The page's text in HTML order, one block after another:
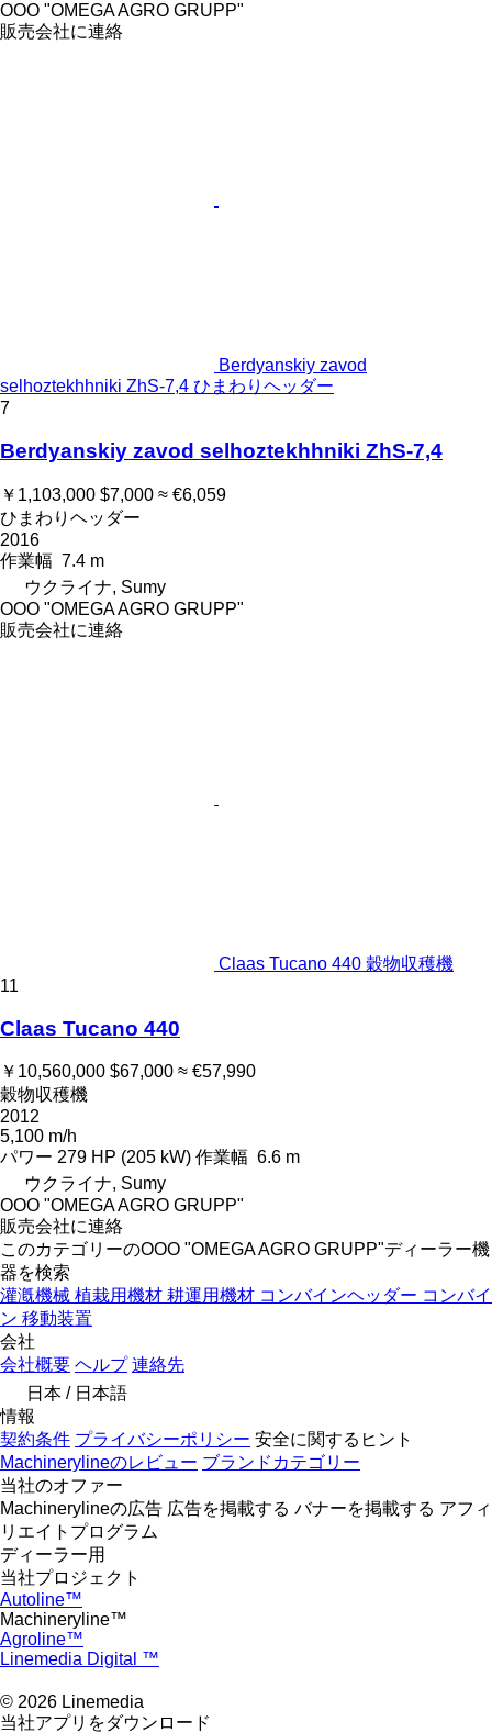
OOO "OMEGA AGRO GRUPP"
販売会社に連絡
Berdyanskiy zavod
selhoztekhhniki ZhS-7,4 ひまわりヘッダー
7
Berdyanskiy zavod selhoztekhhniki ZhS-7,4
￥1,103,000 $7,000 ≈ €6,059
ひまわりヘッダー
2016
作業幅 7.4 m
ウクライナ, Sumy
OOO "OMEGA AGRO GRUPP"
販売会社に連絡
Claas Tucano 440 穀物収穫機
11
Claas Tucano 440
￥10,560,000 $67,000 ≈ €57,990
穀物収穫機
2012
5,100 m/h
パワー 279 HP (205 kW) 作業幅 6.6 m
ウクライナ, Sumy
OOO "OMEGA AGRO GRUPP"
販売会社に連絡
このカテゴリーのOOO "OMEGA AGRO GRUPP"ディーラー機
器を検索
灌漑機械 植栽用機材 耕運用機材 コンバインヘッダー コンバイ
ン 移動装置
会社
会社概要 ヘルプ 連絡先
日本 / 日本語
情報
契約条件 プライバシーポリシー 安全に関するヒント
Machinerylineのレビュー ブランドカテゴリー
当社のオファー
Machinerylineの広告 広告を掲載する バナーを掲載する アフィ
リエイトプログラム
ディーラー用
当社プロジェクト
Autoline™
Machineryline™
Agroline™
Linemedia Digital ™
© 2026 Linemedia
当社アプリをダウンロード